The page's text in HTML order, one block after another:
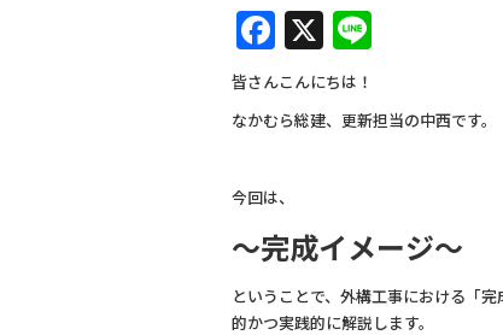
F
a
c
e
b
o
o
k
X
e
皆さんこんにちは！
なかむら総建、更新担当の中西です。
今回は、
～完成イメージ～
ということで、外構工事における「
的かつ実践的に解説します。